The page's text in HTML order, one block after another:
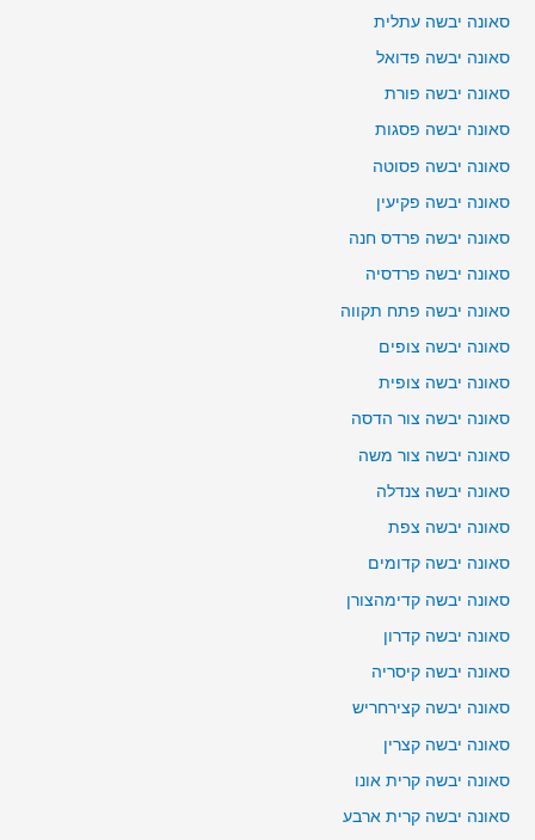
סאונה יבשה עתלית
סאונה יבשה פדואל
סאונה יבשה פורת
סאונה יבשה פסגות
סאונה יבשה פסוטה
סאונה יבשה פקיעין
סאונה יבשה פרדס חנה
סאונה יבשה פרדסיה
סאונה יבשה פתח תקווה
סאונה יבשה צופים
סאונה יבשה צופית
סאונה יבשה צור הדסה
סאונה יבשה צור משה
סאונה יבשה צנדלה
סאונה יבשה צפת
סאונה יבשה קדומים
סאונה יבשה קדימהצורן
סאונה יבשה קדרון
סאונה יבשה קיסריה
סאונה יבשה קצירחריש
סאונה יבשה קצרין
סאונה יבשה קרית אונו
סאונה יבשה קרית ארבע